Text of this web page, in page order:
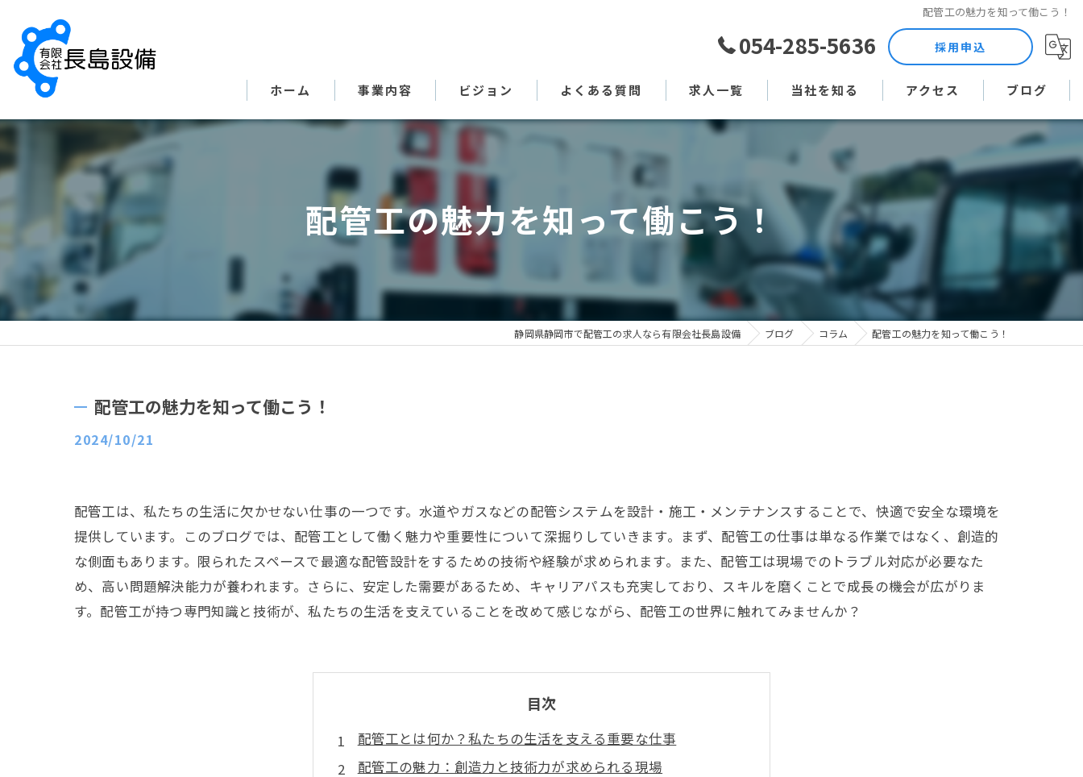
配管工の魅力を知って働こう！
054-285-5636 採用申込
ホーム 事業内容 ビジョン よくある質問 求人一覧 当社を知る
土木作業員
現場監督
直行直帰
アクセス ブログ
コラム
配管工の魅力を知って働こう！
静岡県静岡市で配管工の求人なら有限会社長島設備 ブログ コラム 配管工の魅力を知って働こう！
配管工の魅力を知って働こう！
2024/10/21
配管工は、私たちの生活に欠かせない仕事の一つです。水道やガスなどの配管システムを設計・施工・メンテナンスすることで、快適で安全な環境を
提供しています。このブログでは、配管工として働く魅力や重要性について深掘りしていきます。まず、配管工の仕事は単なる作業ではなく、創造的
な側面もあります。限られたスペースで最適な配管設計をするための技術や経験が求められます。また、配管工は現場でのトラブル対応が必要なた
め、高い問題解決能力が養われます。さらに、安定した需要があるため、キャリアパスも充実しており、スキルを磨くことで成長の機会が広がりま
す。配管工が持つ専門知識と技術が、私たちの生活を支えていることを改めて感じながら、配管工の世界に触れてみませんか？
目次
配管工とは何か？私たちの生活を支える重要な仕事
配管工の魅力：創造力と技術力が求められる現場